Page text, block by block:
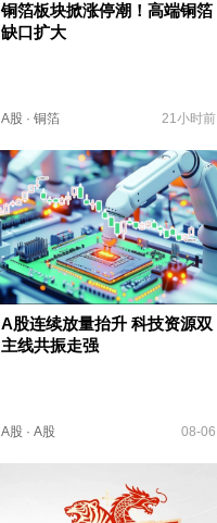
铜箔板块掀涨停潮！高端铜箔
缺口扩大
A股· 铜箔 21小时前
A股连续放量抬升 科技资源双
主线共振走强
A股· A股 08-06